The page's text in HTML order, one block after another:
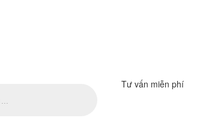
Tư vấn miễn phí